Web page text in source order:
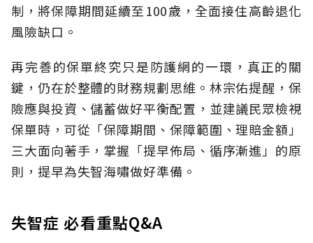
制，將保障期間延續至100歲，全面接住高齡退化
風險缺口。
再完善的保單終究只是防護網的一環，真正的關
鍵，仍在於整體的財務規劃思維。 林宗佑提醒，保
險應與投資、儲蓄做好平衡配置，並建議民眾檢視
保單時，可從「保障期間、保障範圍、理賠金額」
三大面向著手，掌握「提早佈局、循序漸進」的原
則，提早為失智海嘯做好準備。
失智症 必看重點Q&A